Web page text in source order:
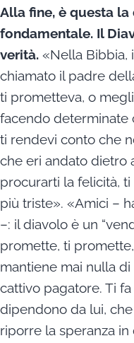
Alla fine, è questa la
fondamentale. Il
verità. «Nella Bibbia,
chiamato il padre
ti prometteva, o
facendo determinate
ti rendevi conto che
che eri andato dietro
procurarti la felicità,
più triste». «Amici –
–: il diavolo è un
promette, ti
mantiene mai nulla
cattivo pagatore. Ti
dipendono da lui,
riporre la speranza